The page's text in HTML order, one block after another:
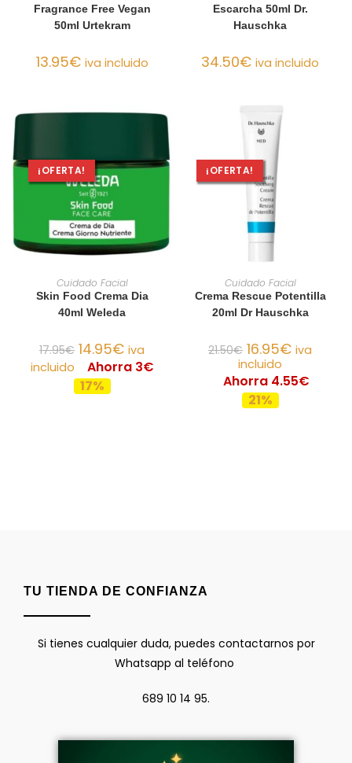
Fragrance Free Vegan
50ml Urtekram
13.95€ iva incluido
Escarcha 50ml Dr.
Hauschka
34.50€ iva incluido
¡OFERTA!
AÑADIR AL CARRITO
Cuidado Facial
Skin Food Crema Dia
40ml Weleda
17.95€ 14.95€ iva
incluido
Ahorra 3€
17%
¡OFERTA!
AÑADIR AL CARRITO
Cuidado Facial
Crema Rescue Potentilla
20ml Dr Hauschka
21.50€ 16.95€ iva
incluido
Ahorra 4.55€
21%
TU TIENDA DE CONFIANZA
Si tienes cualquier duda, puedes contactarnos por
Whatsapp al teléfono
689 10 14 95.